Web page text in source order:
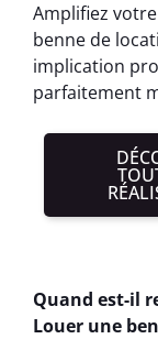
Amplifiez
benne de
implication
parfaitement
Quand est-il
Louer une